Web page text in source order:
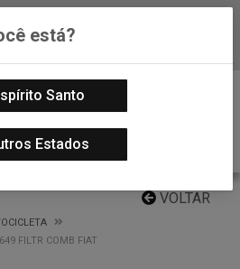
Baixe já nosso APP
VOLTAR
FILTR COMB FIAT
está?
Santo
Estados